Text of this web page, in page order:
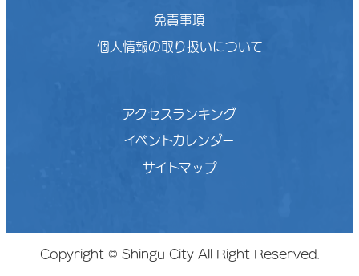
免責事項
個人情報の取り扱いについて
アクセスランキング
イベントカレンダー
サイトマップ
Copyright © Shingu City All Right Reserved.